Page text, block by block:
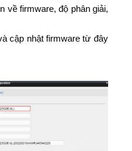
về firmware, độ phân giải,
cập nhật firmware từ đây